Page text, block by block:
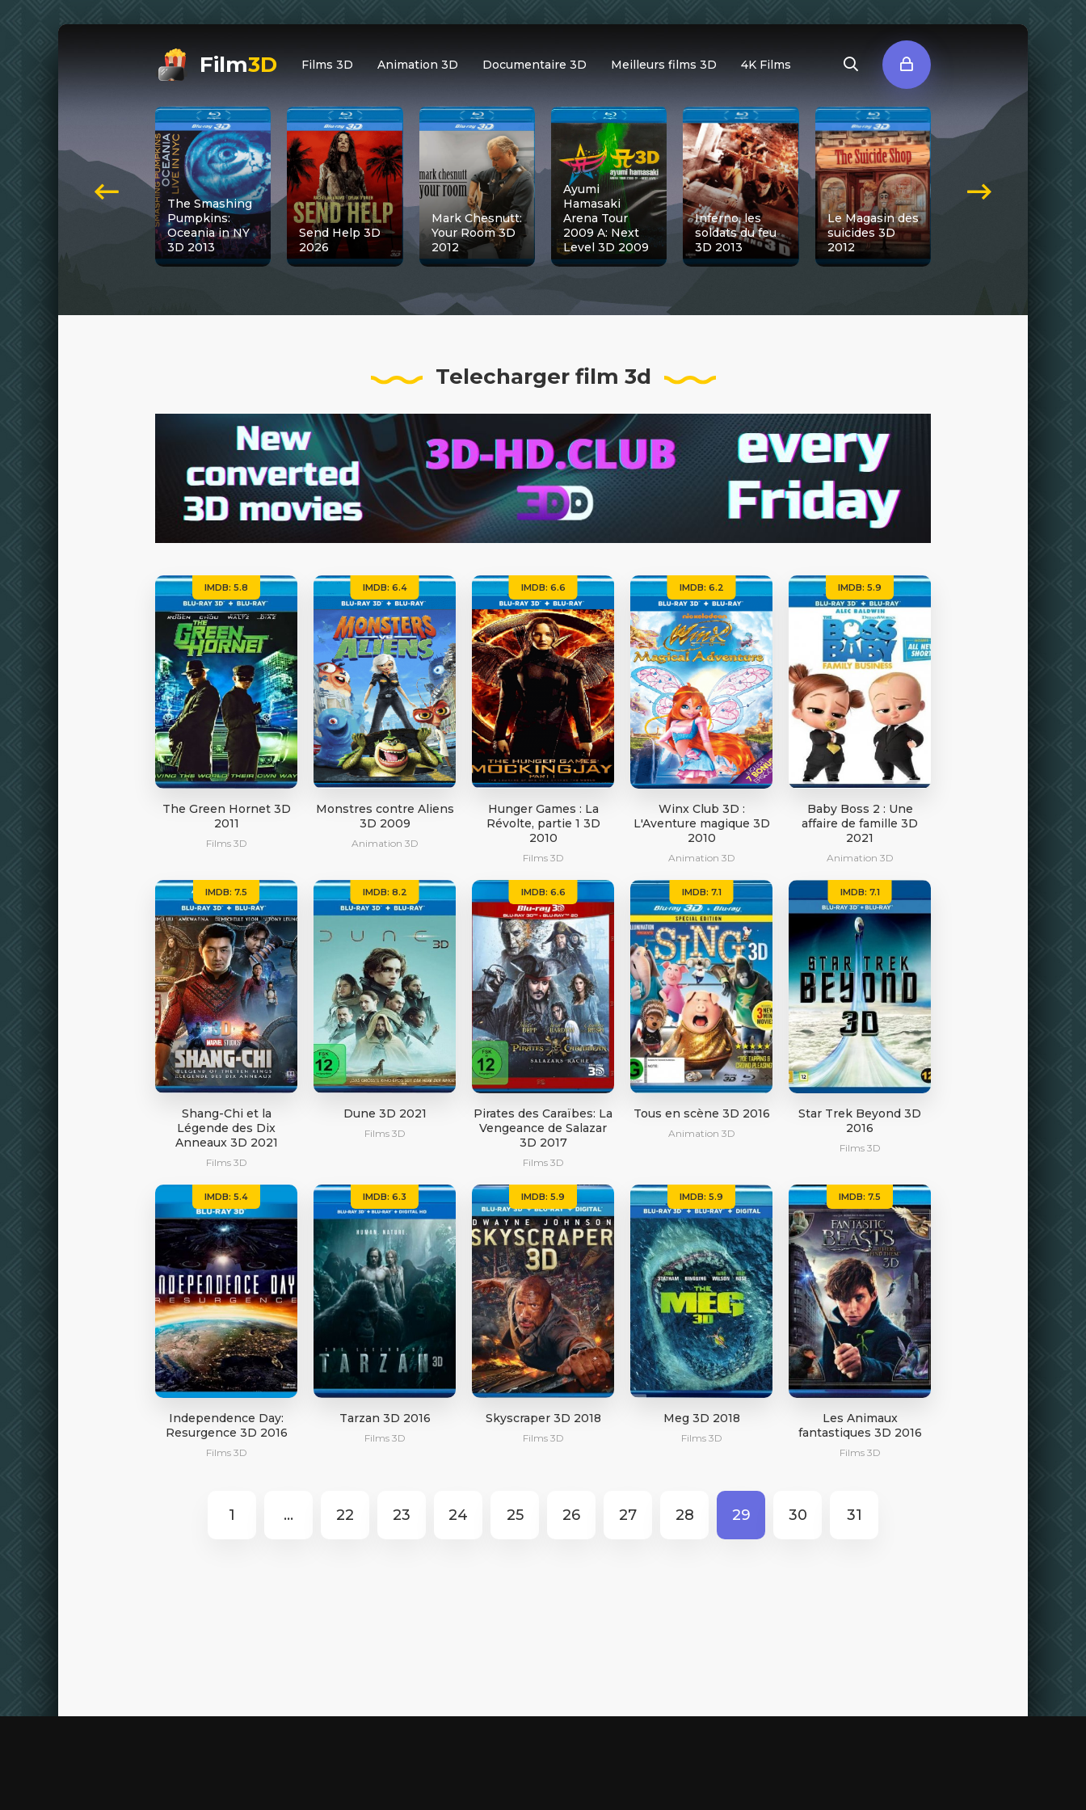
Film3D Films 3D Animation 3D Documentaire 3D Meilleurs films 3D 4K Films
The Smashing
Pumpkins:
Oceania in NY
3D 2013
Send Help 3D
2026
Mark Chesnutt:
Your Room 3D
2012
Ayumi
Hamasaki
Arena Tour
2009 A: Next
Level 3D 2009
Inferno, les
soldats du feu
3D 2013
Le Magasin des
suicides 3D
2012
Telecharger film 3d
IMDB: 5.8
The Green Hornet 3D
2011
Films 3D
IMDB: 6.4
Monstres contre Aliens
3D 2009
Animation 3D
IMDB: 6.6
Hunger Games : La
Révolte, partie 1 3D
2010
Films 3D
IMDB: 6.2
Winx Club 3D :
L'Aventure magique 3D
2010
Animation 3D
IMDB: 5.9
Baby Boss 2 : Une
affaire de famille 3D
2021
Animation 3D
IMDB: 7.5
Shang-Chi et la
Légende des Dix
Anneaux 3D 2021
Films 3D
IMDB: 8.2
Dune 3D 2021
Films 3D
IMDB: 6.6
Pirates des Caraïbes: La
Vengeance de Salazar
3D 2017
Films 3D
IMDB: 7.1
Tous en scène 3D 2016
Animation 3D
IMDB: 7.1
Star Trek Beyond 3D
2016
Films 3D
IMDB: 5.4
Independence Day:
Resurgence 3D 2016
Films 3D
IMDB: 6.3
Tarzan 3D 2016
Films 3D
IMDB: 5.9
Skyscraper 3D 2018
Films 3D
IMDB: 5.9
Meg 3D 2018
Films 3D
IMDB: 7.5
Les Animaux
fantastiques 3D 2016
Films 3D
1 ... 22 23 24 25 26 27 28 29 30 31